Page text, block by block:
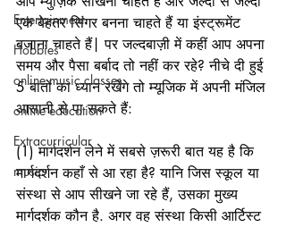
Entertainment
Hobbies
online music classes
online education
Extracurricular
music
एक बेहतर सिंगर बनना चाहते हैं या इंस्ट्रूमेंट
बजाना चाहते हैं| पर जल्दबाज़ी में कहीं आप अपना
समय और पैसा बर्बाद तो नहीं कर रहे? नीचे दी हुई
5 बातों का ध्यान रखेंगे तो म्यूजिक में अपनी मंजिल
आसानी से पा सकते हैं:
(1) मार्गदर्शन लेने में सबसे ज़रूरी बात यह है कि
मार्गदर्शन कहाँ से आ रहा है? यानि जिस स्कूल या
संस्था से आप सीखने जा रहे हैं, उसका मुख्य
मार्गदर्शक कौन है. अगर वह संस्था किसी आर्टिस्ट